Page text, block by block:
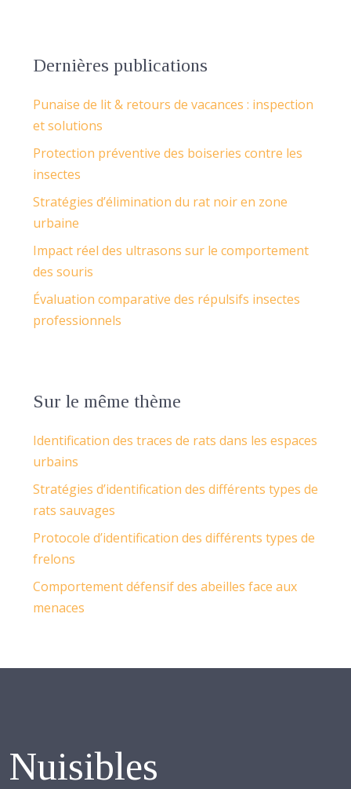
Dernières publications
Punaise de lit & retours de vacances : inspection
et solutions
Protection préventive des boiseries contre les
insectes
Stratégies d’élimination du rat noir en zone
urbaine
Impact réel des ultrasons sur le comportement
des souris
Évaluation comparative des répulsifs insectes
professionnels
Sur le même thème
Identification des traces de rats dans les espaces
urbains
Stratégies d’identification des différents types de
rats sauvages
Protocole d’identification des différents types de
frelons
Comportement défensif des abeilles face aux
menaces
Nuisibles